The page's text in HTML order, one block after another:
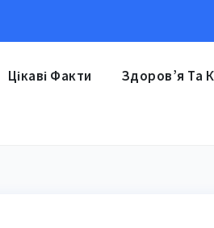
Цікаві Факти Здоров’я Та